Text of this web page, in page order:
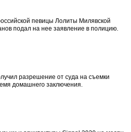
певицы Лолиты Милявской
подал на нее заявление в полицию.
разрешение от суда на съемки
домашнего заключения.